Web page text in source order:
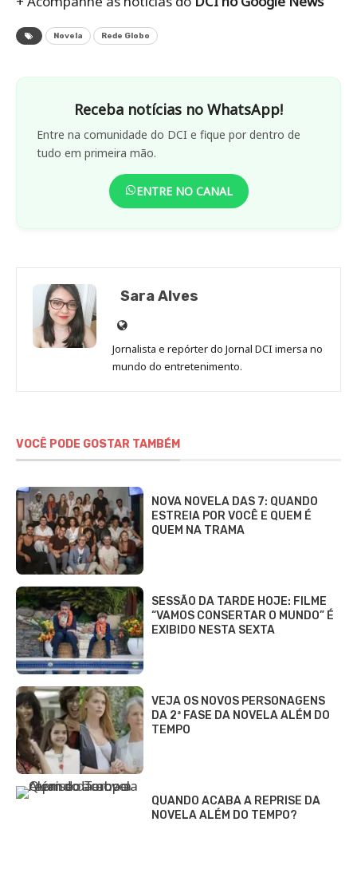
Novela Rede Globo
Receba notícias no WhatsApp!
Entre na comunidade do DCI e fique por dentro de
tudo em primeira mão.
ENTRE NO CANAL
Sara Alves
Site
de
Sara
Jornalista e repórter do Jornal DCI imersa no
mundo do entretenimento.
VOCÊ PODE GOSTAR TAMBÉM
NOVA NOVELA DAS 7: QUANDO
ESTREIA POR VOCÊ E QUEM É
QUEM NA TRAMA
SESSÃO DA TARDE HOJE: FILME
“VAMOS CONSERTAR O MUNDO” É
EXIBIDO NESTA SEXTA
VEJA OS NOVOS PERSONAGENS
DA 2ª FASE DA NOVELA ALÉM DO
TEMPO
QUANDO ACABA A REPRISE DA
NOVELA ALÉM DO TEMPO?